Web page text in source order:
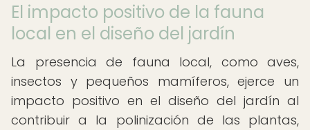
El impacto positivo de la fauna
local en el diseño del jardín
La presencia de fauna local, como aves,
insectos y pequeños mamíferos, ejerce un
impacto positivo en el diseño del jardín al
contribuir a la polinización de las plantas,